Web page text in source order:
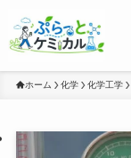
ホーム 化学 化学工学